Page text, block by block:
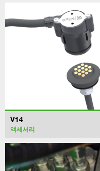
V14
액세서리